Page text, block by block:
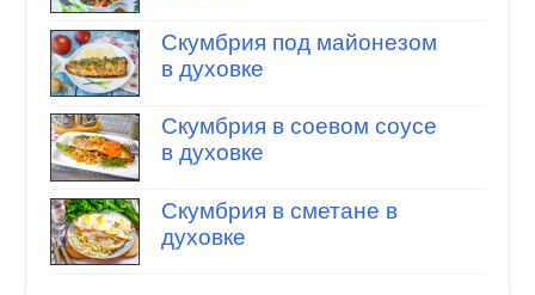
Скумбрия под майонезом
в духовке
Скумбрия в соевом соусе
в духовке
Скумбрия в сметане в
духовке